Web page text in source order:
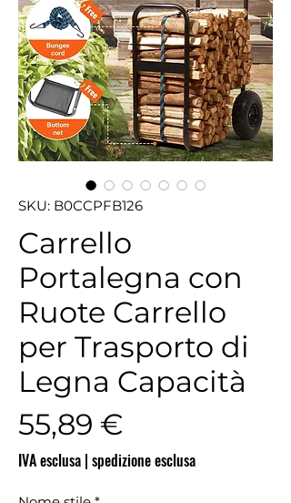
SKU: B0CCPFB126
Carrello
Portalegna con
Ruote Carrello
per Trasporto di
Legna Capacità
55,89 €
IVA esclusa | spedizione esclusa